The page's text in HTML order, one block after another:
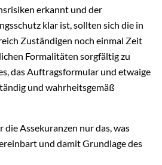
erkannt und der
klar ist, sollten sich die in
Zuständigen noch einmal Zeit
Formalitäten sorgfältig zu
das Auftragsformular und etwaige
und wahrheitsgemäß
die Assekuranzen nur das, was
und damit Grundlage des